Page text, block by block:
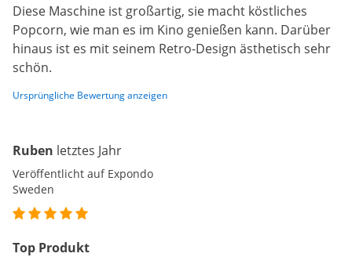
Diese Maschine ist großartig, sie macht köstliches
Popcorn, wie man es im Kino genießen kann. Darüber
hinaus ist es mit seinem Retro-Design ästhetisch sehr
schön.
Ursprüngliche Bewertung anzeigen
Ruben letztes Jahr
Veröffentlicht auf Expondo
Sweden
Top Produkt